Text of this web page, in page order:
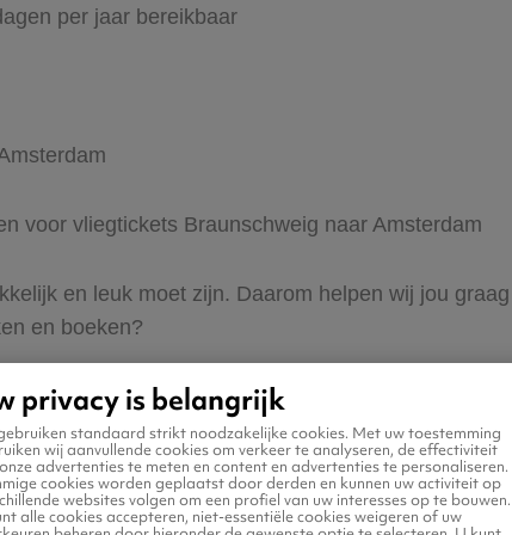
per jaar bereikbaar
voor vliegtickets Braunschweig naar Amsterdam
en leuk moet zijn. Daarom helpen wij jou
en boeken?
Amsterdam
privacy is belangrijk
standaard strikt noodzakelijke cookies. Met uw toestemming
wij aanvullende cookies om verkeer te analyseren, de effectiviteit
advertenties te meten en content en advertenties te personaliseren.
cookies worden geplaatst door derden en kunnen uw activiteit op
websites volgen om een profiel van uw interesses op te bouwen.
alle cookies accepteren, niet-essentiële cookies weigeren of uw